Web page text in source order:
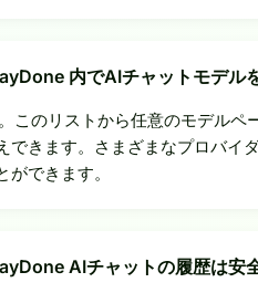
内でAIチャットモデル
このリストから任意のモデルペ
できます。さまざまなプロバイ
ができます。
AIチャットの履歴は安